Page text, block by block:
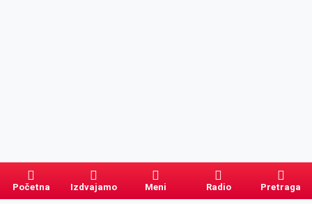
Početna Izdvajamo Meni Radio Pretraga